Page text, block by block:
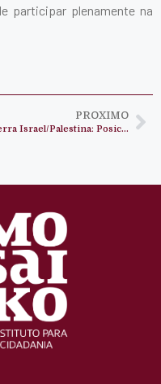
participar plenamente na
PROXIMO
Guerra Israel/Palestina: Posicionamento Mosaiko